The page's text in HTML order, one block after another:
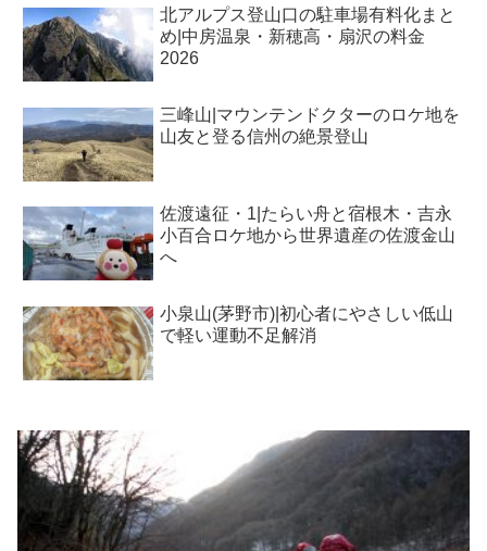
北アルプス登山口の駐車場有料化まと
め|中房温泉・新穂高・扇沢の料金
2026
三峰山|マウンテンドクターのロケ地を
山友と登る信州の絶景登山
佐渡遠征・1|たらい舟と宿根木・吉永
小百合ロケ地から世界遺産の佐渡金山
へ
小泉山(茅野市)|初心者にやさしい低山
で軽い運動不足解消